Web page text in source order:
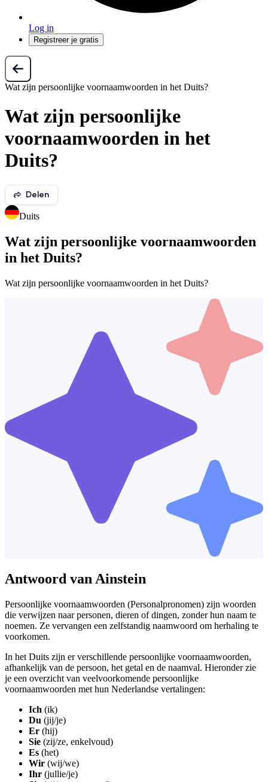
Log in
Registreer je gratis
Wat zijn persoonlijke voornaamwoorden in het Duits?
Wat zijn persoonlijke
voornaamwoorden in het
Duits?
Delen
Duits
Wat zijn persoonlijke voornaamwoorden
in het Duits?
Wat zijn persoonlijke voornaamwoorden in het Duits?
Antwoord van Ainstein
Persoonlijke voornaamwoorden (Personalpronomen) zijn woorden
die verwijzen naar personen, dieren of dingen, zonder hun naam te
noemen. Ze vervangen een zelfstandig naamwoord om herhaling te
voorkomen.
In het Duits zijn er verschillende persoonlijke voornaamwoorden,
afhankelijk van de persoon, het getal en de naamval. Hieronder zie
je een overzicht van veelvoorkomende persoonlijke
voornaamwoorden met hun Nederlandse vertalingen:
Ich (ik)
Du (jij/je)
Er (hij)
Sie (zij/ze, enkelvoud)
Es (het)
Wir (wij/we)
Ihr (jullie/je)